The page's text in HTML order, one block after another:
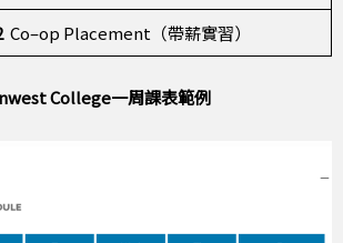
Co–op Placement（帶薪實習）
College一周課表範例